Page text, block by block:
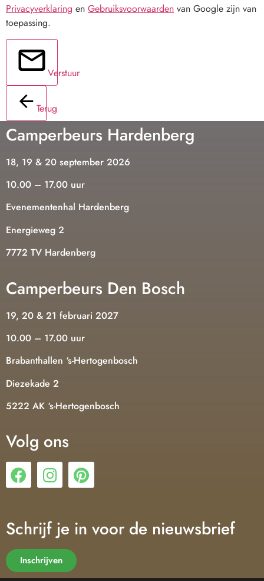
Privacyverklaring en Gebruiksvoorwaarden van Google zijn van
toepassing.
Verstuur
Terug
Camperbeurs Hardenberg
18, 19 & 20 september 2026
10.00 – 17.00 uur
Evenementenhal Hardenberg
Energieweg 2
7772 TV Hardenberg
Camperbeurs Den Bosch
19, 20 & 21 februari 2027
10.00 – 17.00 uur
Brabanthallen ‘s-Hertogenbosch
Diezekade 2
5222 AK ‘s-Hertogenbosch
Volg ons
Schrijf je in voor de nieuwsbrief
Inschrijven